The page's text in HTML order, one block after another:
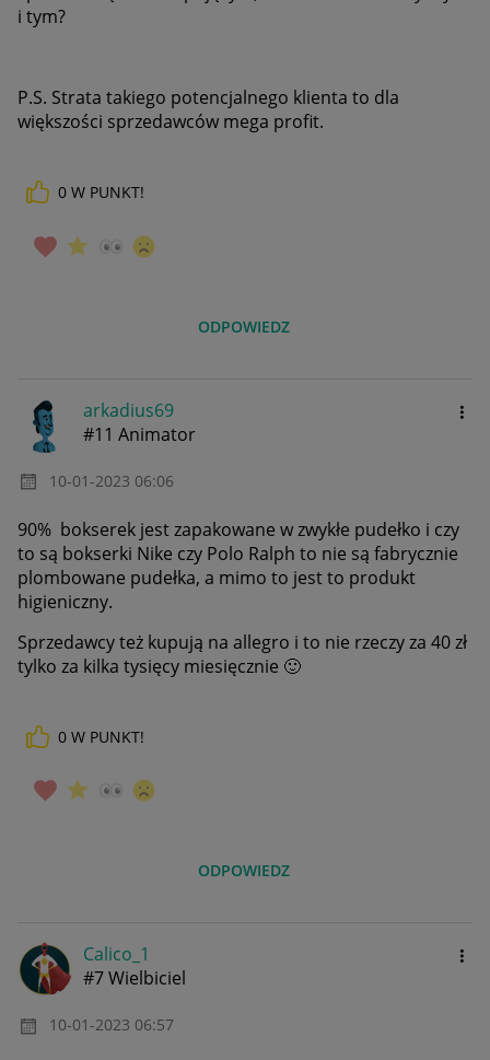
i tym?
P.S. Strata takiego potencjalnego klienta to dla
większości sprzedawców mega profit.
0 W PUNKT!
ODPOWIEDZ
arkadius69
#11 Animator
‎10-01-2023 06:06
90% bokserek jest zapakowane w zwykłe pudełko i czy
to są bokserki Nike czy Polo Ralph to nie są fabrycznie
plombowane pudełka, a mimo to jest to produkt
higieniczny.
Sprzedawcy też kupują na allegro i to nie rzeczy za 40 zł
tylko za kilka tysięcy miesięcznie 🙂
0 W PUNKT!
ODPOWIEDZ
Calico_1
#7 Wielbiciel
‎10-01-2023 06:57